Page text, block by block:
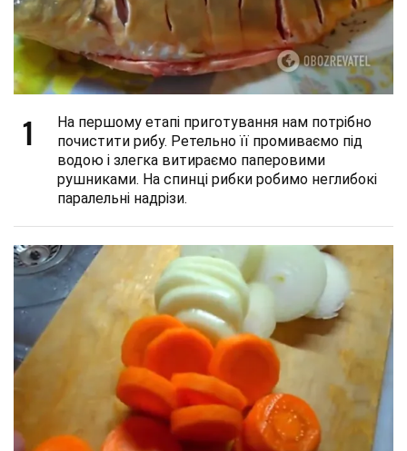
1
На першому етапі приготування нам потрібно
почистити рибу. Ретельно її промиваємо під
водою і злегка витираємо паперовими
рушниками. На спинці рибки робимо неглибокі
паралельні надрізи.